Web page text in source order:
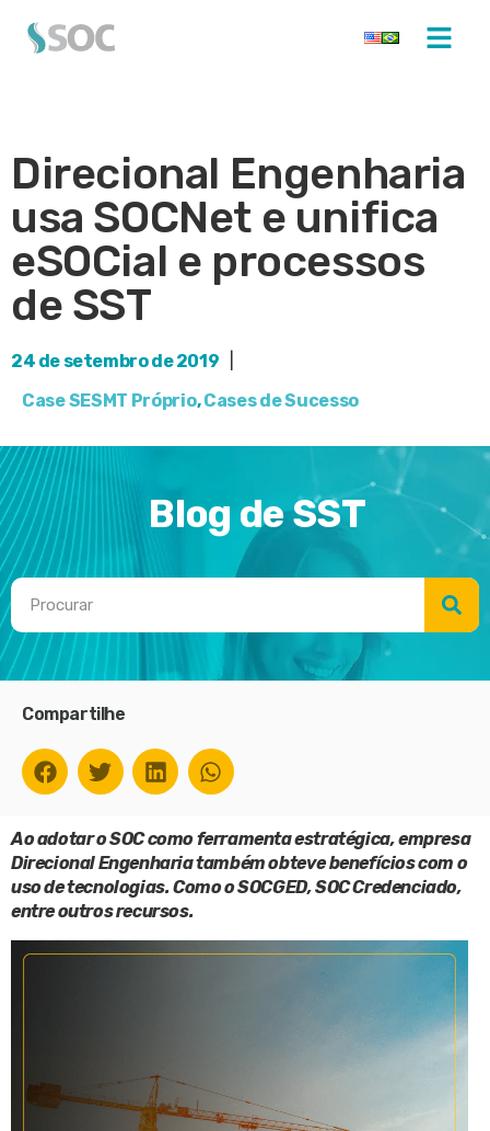
Direcional Engenharia
usa SOCNet e unifica
eSOCial e processos
de SST
24 de setembro de 2019
Case SESMT Próprio,Cases de Sucesso
Blog de SST
Compartilhe
Ao adotar o SOC como ferramenta estratégica, empresa
Direcional Engenharia também obteve benefícios com o
uso de tecnologias. Como o SOCGED, SOC Credenciado,
entre outros recursos.